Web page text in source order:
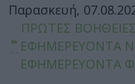
Παρασκευή,
ΠΡΩΤΕΣ ΒΟΗΘΕΙΕΣ
ΕΦΗΜΕΡΕΥΟΝΤΑ
ΕΦΗΜΕΡΕΥΟΝΤΑ